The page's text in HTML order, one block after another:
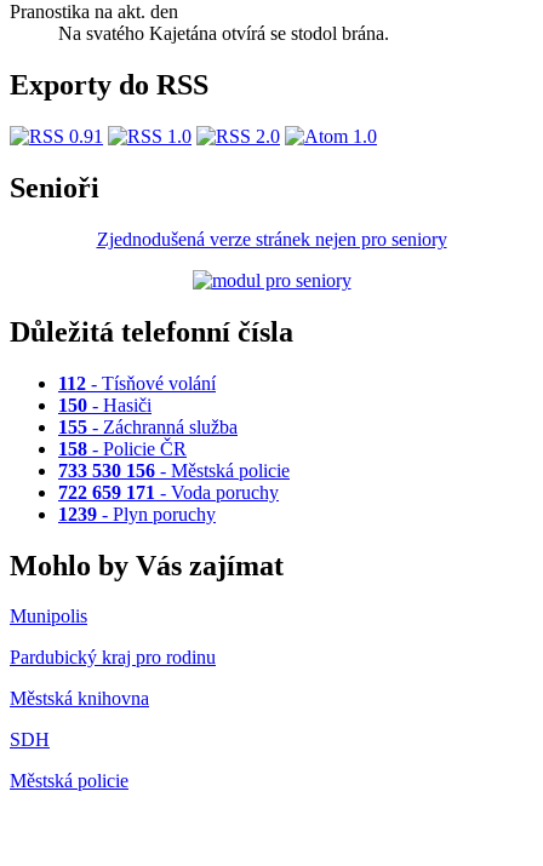
Pranostika na akt. den
Na svatého Kajetána otvírá se stodol brána.
Exporty do RSS
Senioři
Zjednodušená verze stránek nejen pro seniory
Důležitá telefonní čísla
112 - Tísňové volání
150 - Hasiči
155 - Záchranná služba
158 - Policie ČR
733 530 156 - Městská policie
722 659 171 - Voda poruchy
1239 - Plyn poruchy
Mohlo by Vás zajímat
Munipolis
Pardubický kraj pro rodinu
Městská knihovna
SDH
Městská policie